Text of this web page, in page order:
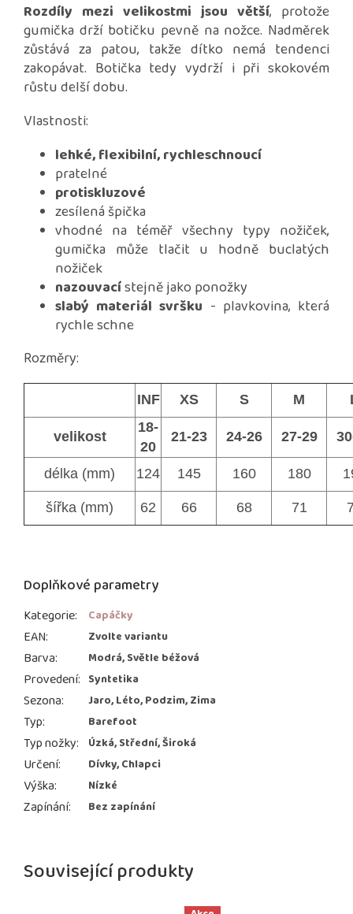
Související produkty
Rozdíly mezi velikostmi jsou větší, protože
gumička drží botičku pevně na nožce. Nadměrek
zůstává za patou, takže dítko nemá tendenci
zakopávat. Botička tedy vydrží i při skokovém
růstu delší dobu.
Vlastnosti:
lehké, flexibilní, rychleschnoucí
pratelné
protiskluzové
zesílená špička
vhodné na téměř všechny typy nožiček,
gumička může tlačit u hodně buclatých
nožiček
nazouvacístejně jako ponožky
slabý materiál svršku - plavkovina, která
rychle schne
Rozměry:
INF XS S M
velikost
18-
20
21-23 24-26 27-29
délka (mm) 124 145 160 180
šířka (mm) 62 66 68 71
Doplňkové parametry
Kategorie: Capáčky
EAN: Zvolte variantu
Barva: Modrá, Světle béžová
Provedení: Syntetika
Sezona: Jaro, Léto, Podzim, Zima
Typ: Barefoot
Typ nožky: Úzká, Střední, Široká
Určení: Dívky, Chlapci
Výška: Nízké
Zapínání: Bez zapínání